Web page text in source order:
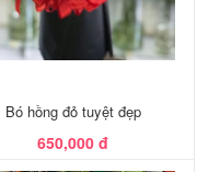
Bó hồng đỏ tuyệt đẹp
650,000 đ